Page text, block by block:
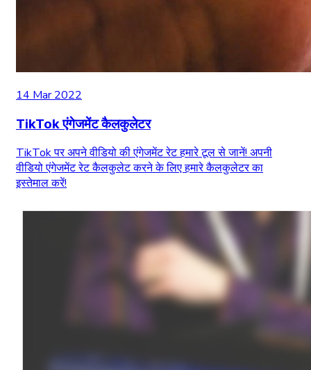
14 Mar 2022
TikTok एंगेजमेंट कैलकुलेटर
TikTok पर अपने वीडियो की एंगेजमेंट रेट हमारे टूल से जानें! अपनी
वीडियो एंगेजमेंट रेट कैलकुलेट करने के लिए हमारे कैलकुलेटर का
इस्तेमाल करें!